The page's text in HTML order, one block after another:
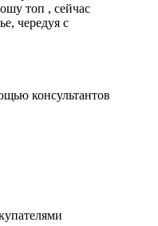
топ , сейчас
чередуя с
консультантов